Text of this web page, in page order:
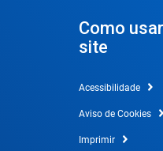
Como
site
Acessibilidade
Aviso de Cookies
Imprimir